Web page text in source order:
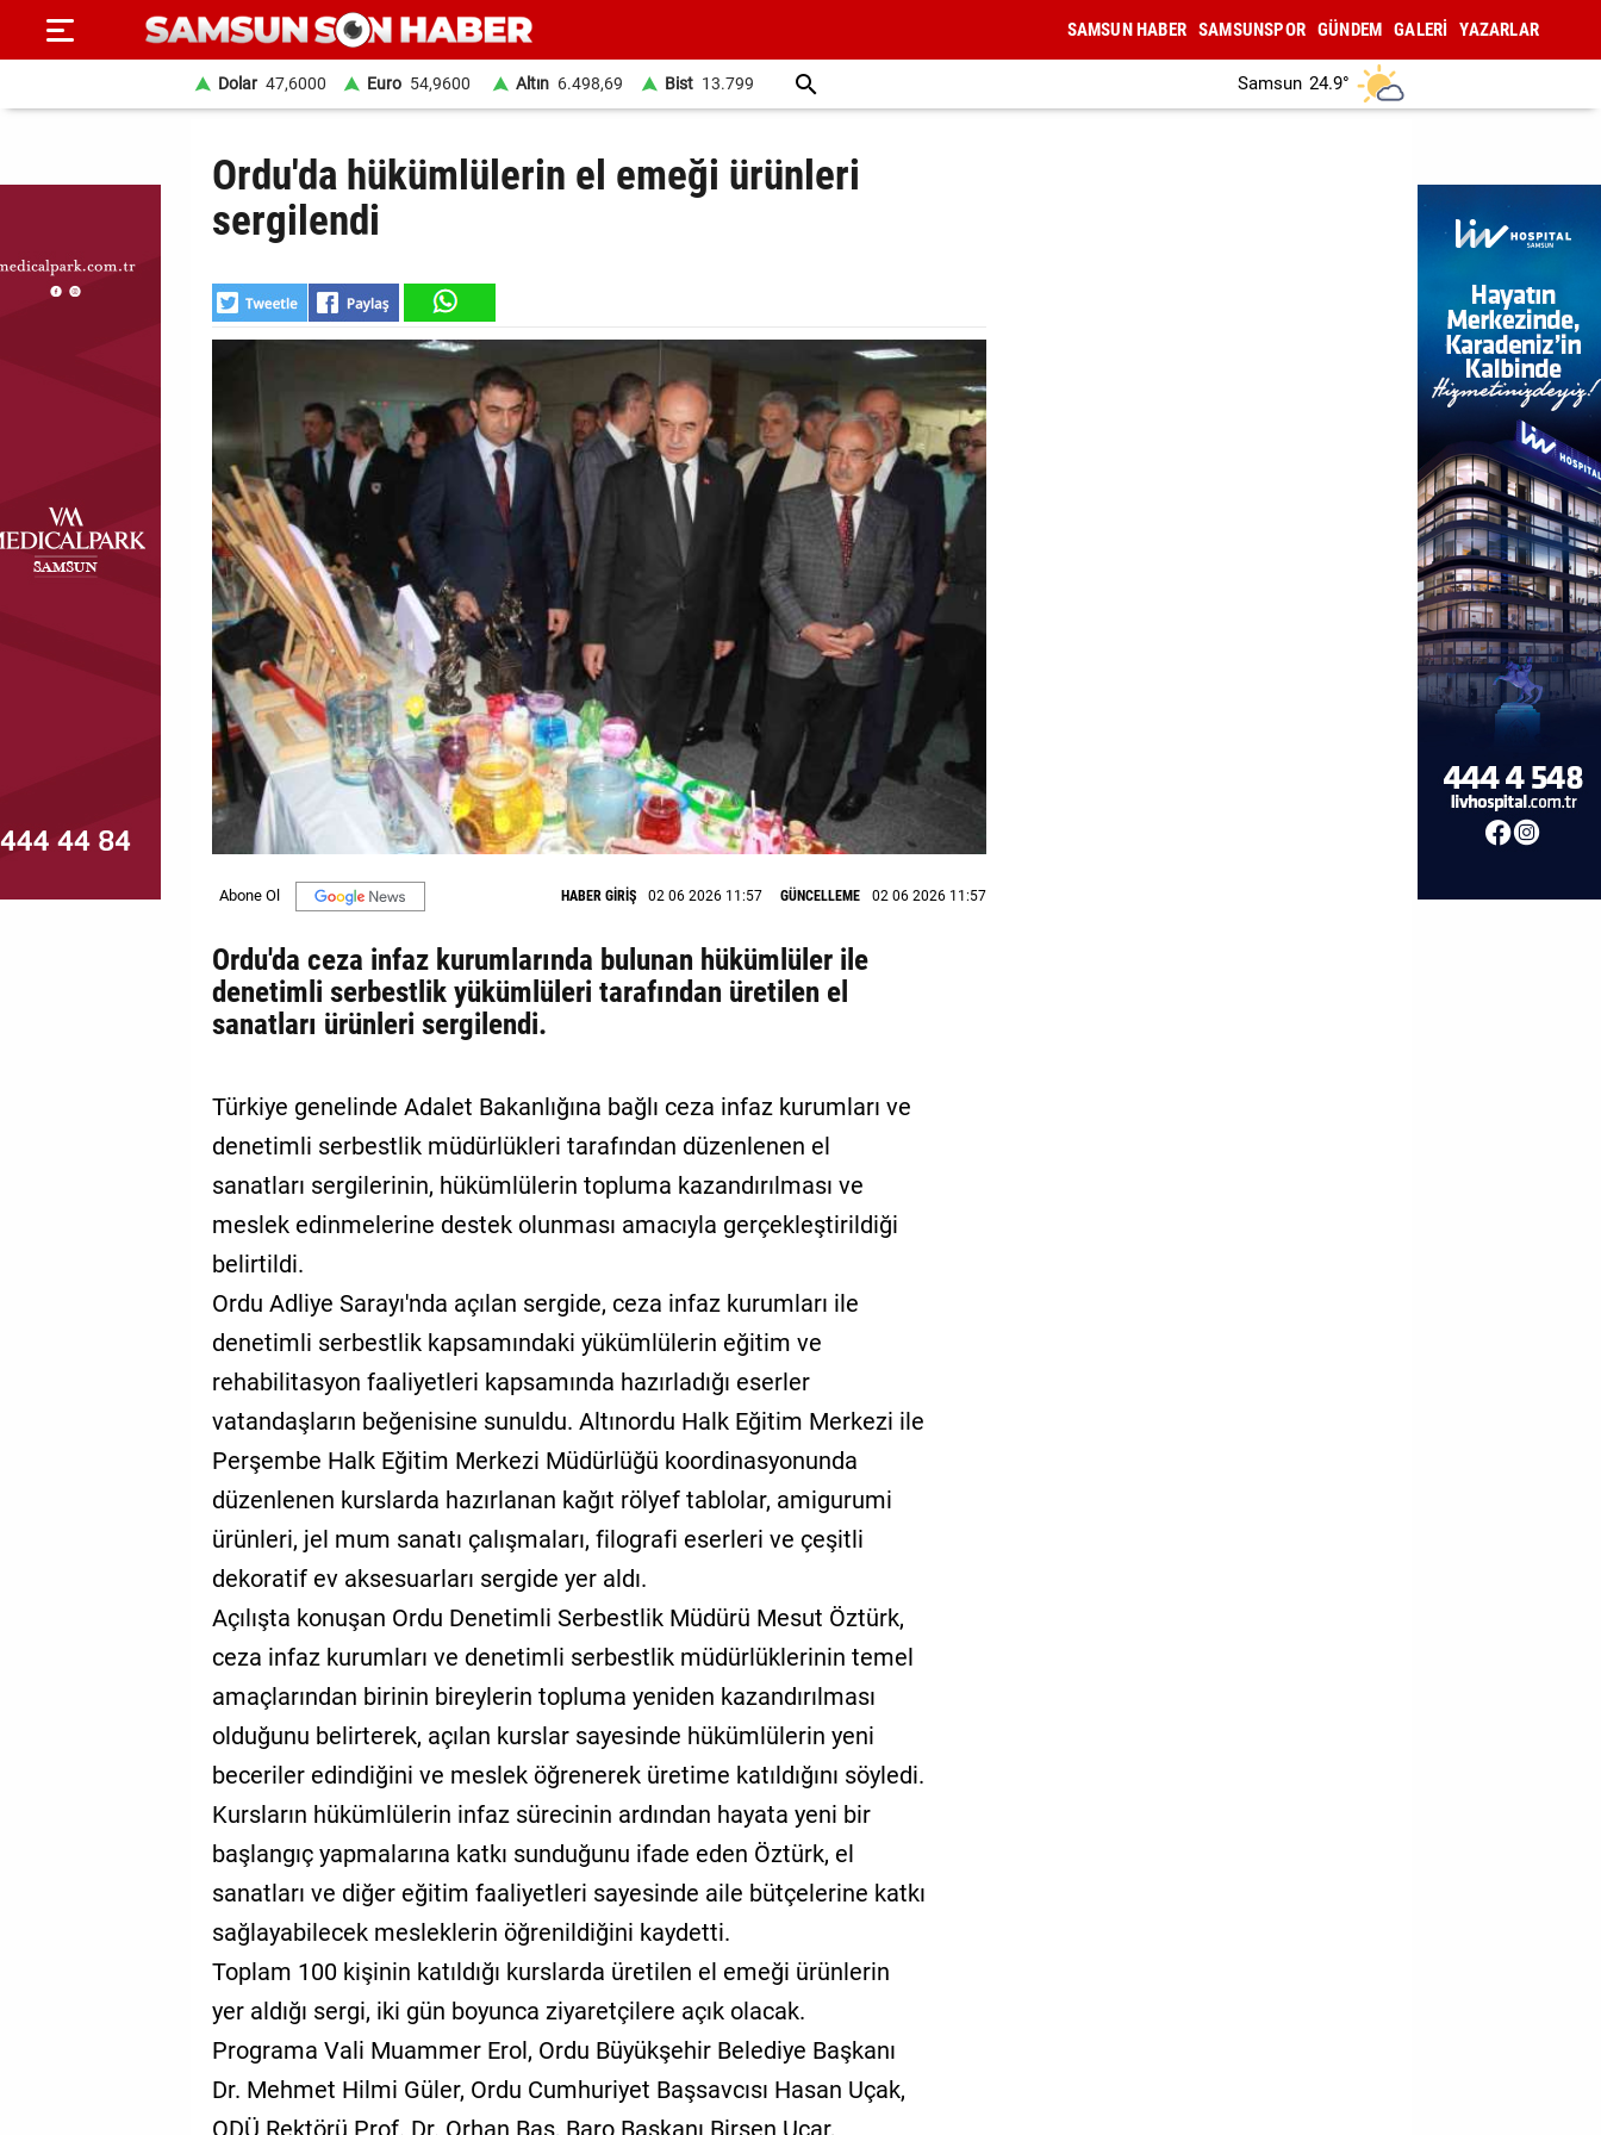
SAYFA
HABER
DÜNYA
MAGAZİN
Künye
İletişim
SAMSUN HABER SAMSUNSPOR GÜNDEM GALERİ YAZARLAR
Dolar 47,6000 Euro 54,9600 Altın 6.498,69 Bist 13.799 Samsun 24.9°
Ordu'da hükümlülerin el emeği ürünleri
sergilendi
HABER GİRİŞ 02 06 2026 11:57 GÜNCELLEME 02 06 2026 11:57
Ordu'da ceza infaz kurumlarında bulunan hükümlüler ile
denetimli serbestlik yükümlüleri tarafından üretilen el
sanatları ürünleri sergilendi.
Türkiye genelinde Adalet Bakanlığına bağlı ceza infaz kurumları ve
denetimli serbestlik müdürlükleri tarafından düzenlenen el
sanatları sergilerinin, hükümlülerin topluma kazandırılması ve
meslek edinmelerine destek olunması amacıyla gerçekleştirildiği
belirtildi.
Ordu Adliye Sarayı'nda açılan sergide, ceza infaz kurumları ile
denetimli serbestlik kapsamındaki yükümlülerin eğitim ve
rehabilitasyon faaliyetleri kapsamında hazırladığı eserler
vatandaşların beğenisine sunuldu. Altınordu Halk Eğitim Merkezi ile
Perşembe Halk Eğitim Merkezi Müdürlüğü koordinasyonunda
düzenlenen kurslarda hazırlanan kağıt rölyef tablolar, amigurumi
ürünleri, jel mum sanatı çalışmaları, filografi eserleri ve çeşitli
dekoratif ev aksesuarları sergide yer aldı.
Açılışta konuşan Ordu Denetimli Serbestlik Müdürü Mesut Öztürk,
ceza infaz kurumları ve denetimli serbestlik müdürlüklerinin temel
amaçlarından birinin bireylerin topluma yeniden kazandırılması
olduğunu belirterek, açılan kurslar sayesinde hükümlülerin yeni
beceriler edindiğini ve meslek öğrenerek üretime katıldığını söyledi.
Kursların hükümlülerin infaz sürecinin ardından hayata yeni bir
başlangıç yapmalarına katkı sunduğunu ifade eden Öztürk, el
sanatları ve diğer eğitim faaliyetleri sayesinde aile bütçelerine katkı
sağlayabilecek mesleklerin öğrenildiğini kaydetti.
Toplam 100 kişinin katıldığı kurslarda üretilen el emeği ürünlerin
yer aldığı sergi, iki gün boyunca ziyaretçilere açık olacak.
Programa Vali Muammer Erol, Ordu Büyükşehir Belediye Başkanı
Dr. Mehmet Hilmi Güler, Ordu Cumhuriyet Başsavcısı Hasan Uçak,